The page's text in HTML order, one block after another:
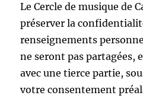
Le Cercle de musique de
préserver la
renseignements
ne seront pas partagées,
avec une tierce partie,
votre consentement